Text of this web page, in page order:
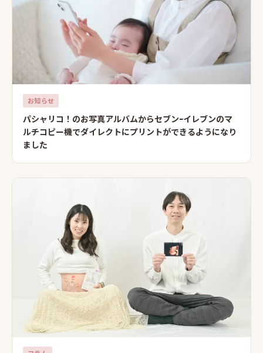
お知らせ
パシャリコ！のお写真アルバムからセブンｰイレブンのマ
ルチコピー機でダイレクトにプリントができるようになり
ました